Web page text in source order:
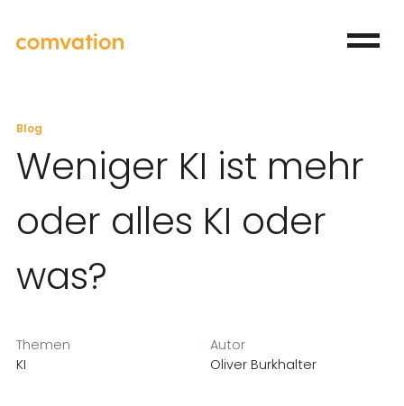
Blog
Weniger KI ist mehr
oder alles KI oder
was?
Themen
KI
Autor
Oliver Burkhalter